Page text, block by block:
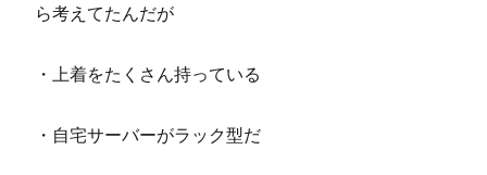
ら考えてたんだが
・上着をたくさん持っている
・自宅サーバーがラック型だ